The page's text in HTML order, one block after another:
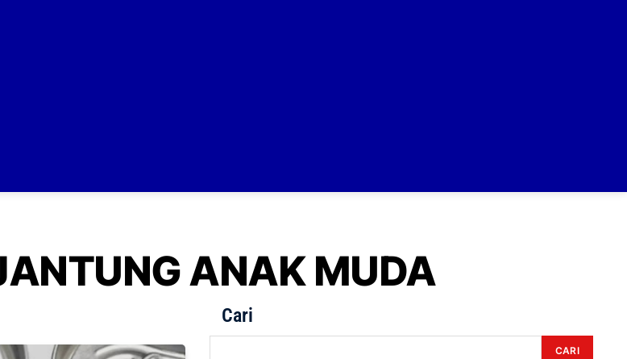
ANAK MUDA
Cari
CARI